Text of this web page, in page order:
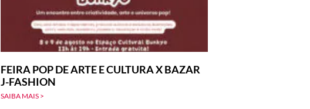
FEIRA POP DE ARTE E CULTURA X BAZAR
J-FASHION
SAIBA MAIS >